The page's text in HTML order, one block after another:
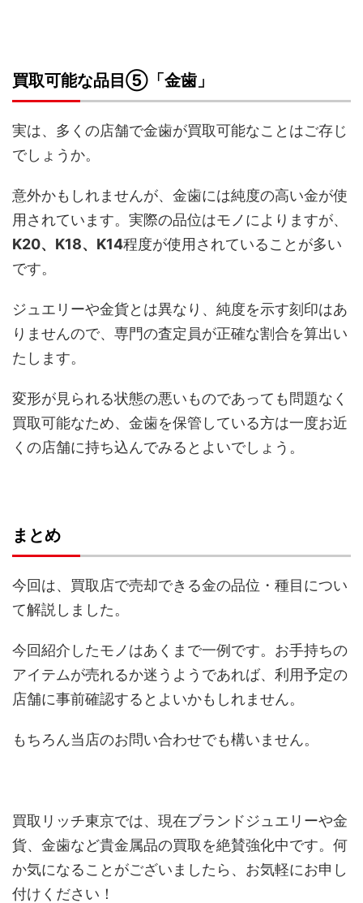
買取可能な品目⑤「金歯」
実は、多くの店舗で金歯が買取可能なことはご存じ
でしょうか。
意外かもしれませんが、金歯には純度の高い金が使
用されています。実際の品位はモノによりますが、
K20、K18、K14程度が使用されていることが多い
です。
ジュエリーや金貨とは異なり、純度を示す刻印はあ
りませんので、専門の査定員が正確な割合を算出い
たします。
変形が見られる状態の悪いものであっても問題なく
買取可能なため、金歯を保管している方は一度お近
くの店舗に持ち込んでみるとよいでしょう。
まとめ
今回は、買取店で売却できる金の品位・種目につい
て解説しました。
今回紹介したモノはあくまで一例です。お手持ちの
アイテムが売れるか迷うようであれば、利用予定の
店舗に事前確認するとよいかもしれません。
もちろん当店のお問い合わせでも構いません。
買取リッチ東京では、現在ブランドジュエリーや金
貨、金歯など貴金属品の買取を絶賛強化中です。何
か気になることがございましたら、お気軽にお申し
付けください！